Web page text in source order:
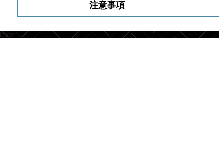
注意事項
footer